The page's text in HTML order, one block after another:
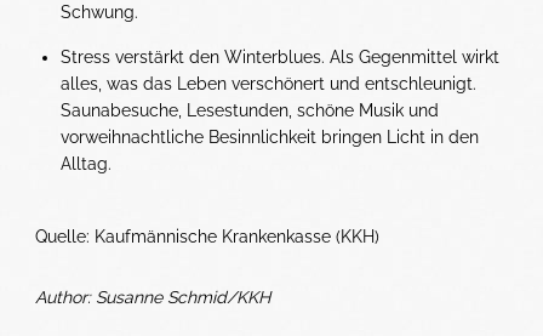
Schwung.
Stress verstärkt den Winterblues. Als Gegenmittel wirkt
alles, was das Leben verschönert und entschleunigt.
Saunabesuche, Lesestunden, schöne Musik und
vorweihnachtliche Besinnlichkeit bringen Licht in den
Alltag.
Quelle: Kaufmännische Krankenkasse (KKH)
Author: Susanne Schmid/KKH